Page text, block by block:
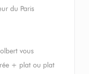
du Paris
vous
+ plat ou plat